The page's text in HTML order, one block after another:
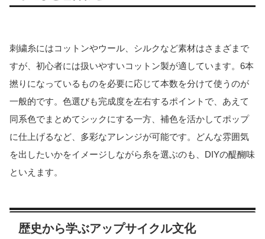
刺繍糸にはコットンやウール、シルクなど素材はさまざまで
すが、初心者には扱いやすいコットン製が適しています。6本
撚りになっているものを必要に応じて本数を分けて使うのが
一般的です。色選びも完成度を左右するポイントで、あえて
同系色でまとめてシックにする一方、補色を活かしてポップ
に仕上げるなど、多彩なアレンジが可能です。どんな雰囲気
を出したいかをイメージしながら糸を選ぶのも、DIYの醍醐味
といえます。
歴史から学ぶアップサイクル文化